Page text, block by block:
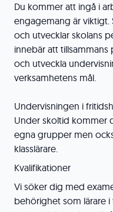
Du kommer att ingå i
engagemang är viktigt.
och utvecklar skolans
innebär att
och utveckla
verksamhetens mål.
Undervisningen i
Under skoltid kommer
egna grupper men
klasslärare.
Kvalifikationer
Vi söker dig med
behörighet som lärare i